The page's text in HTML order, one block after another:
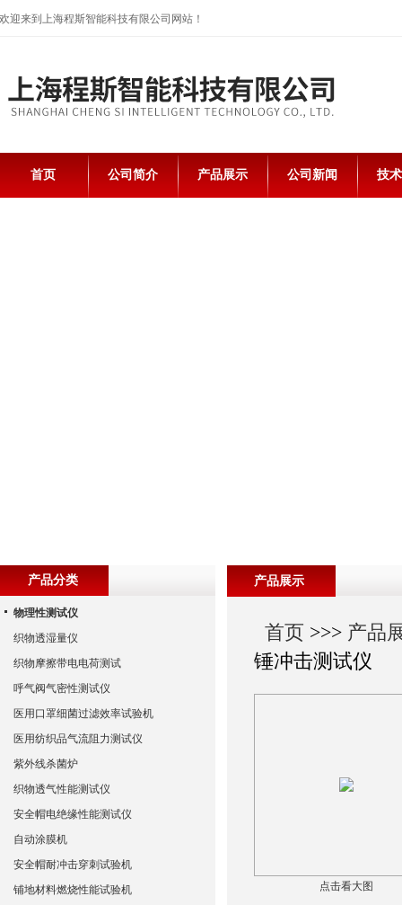
欢迎来到上海程斯智能科技有限公司网站！
首页 公司简介 产品展示 公司新闻 技
产品展示
首页 >>> 产品
锤冲击测试仪
点击看大图
产品分类
物理性测试仪
织物透湿量仪
织物摩擦带电电荷测试
呼气阀气密性测试仪
医用口罩细菌过滤效率试验机
医用纺织品气流阻力测试仪
紫外线杀菌炉
织物透气性能测试仪
安全帽电绝缘性能测试仪
自动涂膜机
安全帽耐冲击穿刺试验机
铺地材料燃烧性能试验机